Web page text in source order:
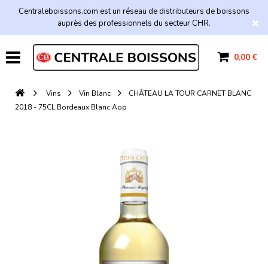
Centraleboissons.com est un réseau de distributeurs de boissons
auprès des professionnels du secteur CHR.
0,00 €
Vins Vin Blanc
CHÂTEAU LA TOUR CARNET BLANC
2018 - 75CL Bordeaux Blanc Aop